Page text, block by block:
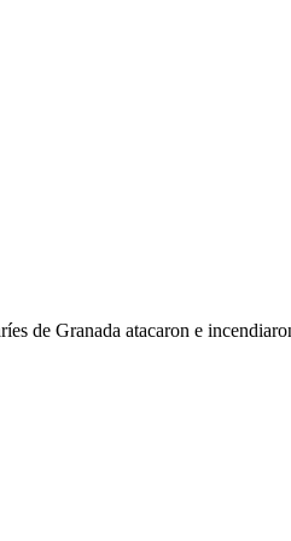
de Granada atacaron e